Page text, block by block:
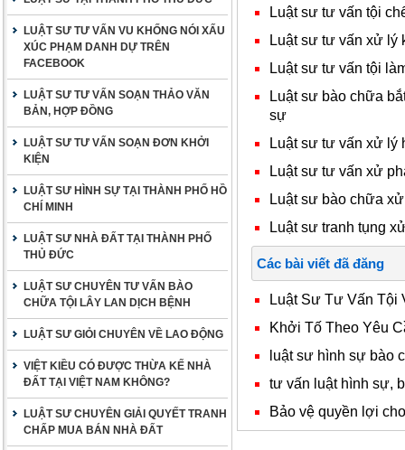
LUẬT SƯ TƯ VẤN VU KHỐNG NÓI XẤU
XÚC PHẠM DANH DỰ TRÊN
FACEBOOK
LUẬT SƯ TƯ VẤN SOẠN THẢO VĂN
BẢN, HỢP ĐỒNG
LUẬT SƯ TƯ VẤN SOẠN ĐƠN KHỞI
KIỆN
LUẬT SƯ HÌNH SỰ TẠI THÀNH PHỐ HỒ
CHÍ MINH
LUẬT SƯ NHÀ ĐẤT TẠI THÀNH PHỐ
THỦ ĐỨC
LUẬT SƯ CHUYÊN TƯ VẤN BÀO
CHỮA TỘI LÂY LAN DỊCH BỆNH
LUẬT SƯ GIỎI CHUYÊN VỀ LAO ĐỘNG
VIỆT KIỀU CÓ ĐƯỢC THỪA KẾ NHÀ
ĐẤT TẠI VIỆT NAM KHÔNG?
LUẬT SƯ CHUYÊN GIẢI QUYẾT TRANH
CHẤP MUA BÁN NHÀ ĐẤT
Luật sư tư vấn tội
Luật sư tư vấn xử lý
Luật sư tư vấn tội
Luật sư bào chữa
sự
Luật sư tư vấn xử lý
Luật sư tư vấn xử
Luật sư bào chữa
Luật sư tranh tụng
Các bài viết đã đăng
Luật Sư Tư Vấn Tội
Khởi Tố Theo Yêu
luật sư hình sự bào
tư vấn luật hình sự,
Bảo vệ quyền lợi